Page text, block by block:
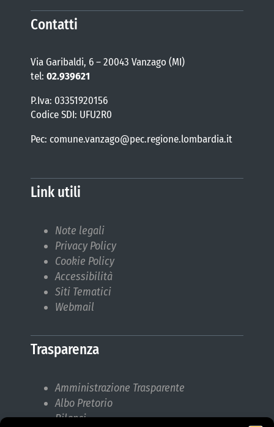
Contatti
Via Garibaldi, 6 – 20043 Vanzago (MI)
tel: 02.939621
P.Iva: 03351920156
Codice SDI: UFU2R0
Pec: comune.vanzago@pec.regione.lombardia.it
Link utili
Note legali
Privacy Policy
Cookie Policy
Accessibilità
Siti Tematici
Webmail
Trasparenza
Amministrazione Trasparente
Albo Pretorio
Bilanci